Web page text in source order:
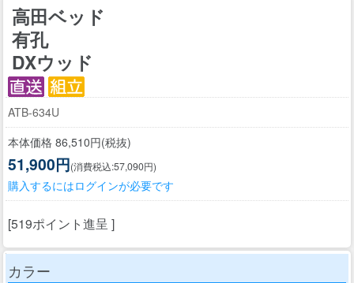
高田ベッド
有孔
DXウッド
ATB-634U
本体価格 86,510円(税抜)
51,900円(消費税込:57,090円)
購入するにはログインが必要です
[519ポイント進呈 ]
カラー